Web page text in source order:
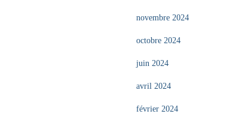
novembre 2024
octobre 2024
juin 2024
avril 2024
février 2024